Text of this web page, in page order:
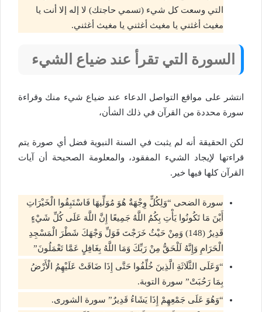
التي وسعت كل شيء (تسمي حاجتك) لا إله إلا أنت يا
مغيث أغثني يا مغيث أغثني يا مغيث أغثني.
السورة التي تقرأ عند ضياع الشيء
انتشر على مواقع التواصل الدعاء عند ضياع شيء منك وقراءة
سورة محددة من القرآن في ذلك الشأن،
لكن الحقيقة أنه لم يثبت في السنة النبوية فضل أي صورة يتم
قراءتها لإيجاد الشيء المفقود، والمعلومة الصحيحة أن آيات
القرآن كلها فيها خير.
سورة الضحى “وَلِكُلٍّ وِجْهَةٌ هُوَ مُوَلِّيهَا فَاسْتَبِقُوا الْخَيْرَاتِ
أَيْنَ مَا تَكُونُوا يَأْتِ بِكُمُ اللَّهُ جَمِيعًا إِنَّ اللَّهَ عَلَى كُلِّ شَيْءٍ
قَدِيرٌ (148) وَمِنْ حَيْثُ خَرَجْتَ فَوَلِّ وَجْهَكَ شَطْرَ الْمَسْجِدِ
الْحَرَامِ وَإِنَّهُ لَلْحَقُّ مِنْ رَبِّكَ وَمَا اللَّهُ بِغَافِلٍ عَمَّا تَعْمَلُونَ”
“وَعَلَى الثَّلَاثَةِ الَّذِينَ خُلِّفُوا حَتَّى إِذَا ضَاقَتْ عَلَيْهِمُ الْأَرْضُ
بِمَا رَحُبَتْ” سورة التوبة.
“وَهُوَ عَلَى جَمْعِهِمْ إِذَا يَشَاءُ قَدِيرٌ” سورة الشورى.